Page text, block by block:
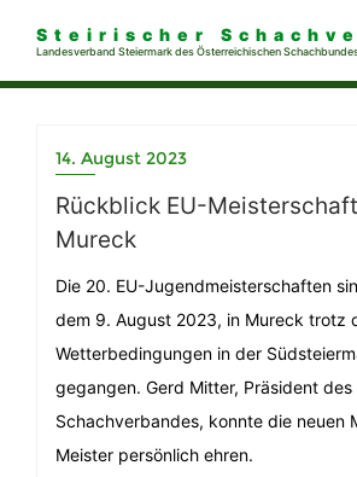
Steirischer
Landesverband Steiermark des Österreichischen
14. August 2023
Rückblick EU-
Mureck
Die 20. EU-Jugendmeisterschaften
dem 9. August 2023, in Mureck trotz
Wetterbedingungen in der
gegangen. Gerd Mitter, Präsident des
Schachverbandes, konnte die neuen
Meister persönlich ehren.